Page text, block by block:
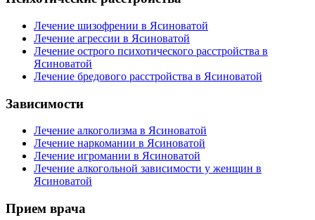
Лечение шизофрении в Ясиноватой
Лечение агрессии в Ясиноватой
Лечение острого психотического расстройства в
Ясиноватой
Лечение бредового расстройства в Ясиноватой
Зависимости
Лечение алкоголизма в Ясиноватой
Лечение наркомании в Ясиноватой
Лечение игромании в Ясиноватой
Лечение алкогольной зависимости у женщин в
Ясиноватой
Прием врача